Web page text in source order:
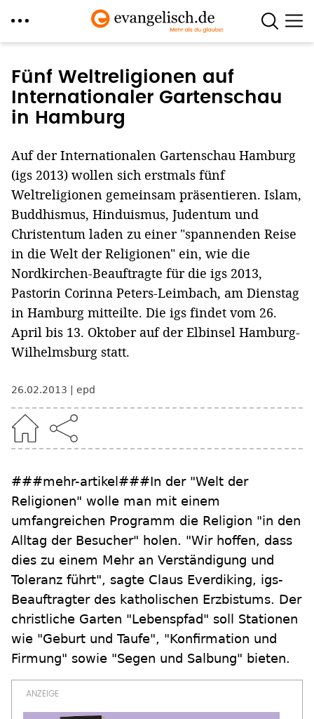
zum
Inhalt
Fünf Weltreligionen auf
Internationaler Gartenschau
in Hamburg
Auf der Internationalen Gartenschau Hamburg
(igs 2013) wollen sich erstmals fünf
Weltreligionen gemeinsam präsentieren. Islam,
Buddhismus, Hinduismus, Judentum und
Christentum laden zu einer "spannenden Reise
in die Welt der Religionen" ein, wie die
Nordkirchen-Beauftragte für die igs 2013,
Pastorin Corinna Peters-Leimbach, am Dienstag
in Hamburg mitteilte. Die igs findet vom 26.
April bis 13. Oktober auf der Elbinsel Hamburg-
Wilhelmsburg statt.
26.02.2013 epd
###mehr-artikel###In der "Welt der
Religionen" wolle man mit einem
umfangreichen Programm die Religion "in den
Alltag der Besucher" holen. "Wir hoffen, dass
dies zu einem Mehr an Verständigung und
Toleranz führt", sagte Claus Everdiking, igs-
Beauftragter des katholischen Erzbistums. Der
christliche Garten "Lebenspfad" soll Stationen
wie "Geburt und Taufe", "Konfirmation und
Firmung" sowie "Segen und Salbung" bieten.